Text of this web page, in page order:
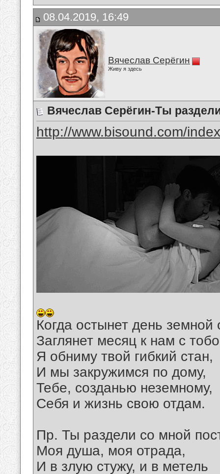
08.04.2019, 16:49
Вячеслав Серёгин
Живу я здесь
Вячеслав Серёгин-Ты
http://www.bisound.com/
Когда остынет день земной
Заглянет месяц к нам с
Я обниму твой гибкий стан,
И мы закружимся по дому,
Тебе, созданью неземному,
Себя и жизнь свою отдам.
Пр. Ты раздели со мной
Моя душа, моя отрада,
И в злую стужу, и в метель